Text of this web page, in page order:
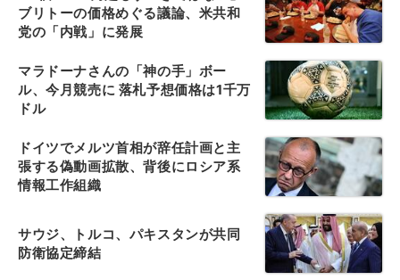
ブリトーの価格めぐる議論、米共和
党の「内戦」に発展
マラドーナさんの「神の手」ボー
ル、今月競売に 落札予想価格は1千万
ドル
ドイツでメルツ首相が辞任計画と主
張する偽動画拡散、背後にロシア系
情報工作組織
サウジ、トルコ、パキスタンが共同
防衛協定締結